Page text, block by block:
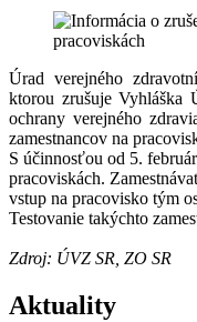
Úrad verejného
ktorou zrušuje
ochrany verejného
zamestnancov na
S účinnosťou od 5.
pracoviskách.
vstup na pracovisko tým
Testovanie takýchto
Zdroj: ÚVZ SR, ZO SR
Aktuality